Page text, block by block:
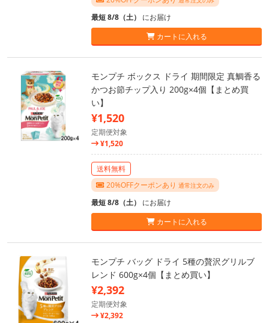
最短 8/8（土） にお届け
カートに入れる
モンプチ ボックス ドライ 期間限定 真鯛香る
かつお節チップ入り 200g×4個【まとめ買
い】
¥1,520
定期便対象
¥1,520
送料無料
20%OFFクーポンあり 通常注文のみ
最短 8/8（土） にお届け
カートに入れる
モンプチ バッグ ドライ 5種の贅沢グリルブ
レンド 600g×4個【まとめ買い】
¥2,392
定期便対象
¥2,392